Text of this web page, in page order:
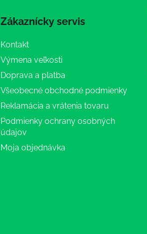
Zákaznícky servis
Kontakt
Výmena veľkosti
Doprava a platba
Všeobecné obchodné podmienky
Reklamácia a vrátenia tovaru
Podmienky ochrany osobných
údajov
Moja objednávka